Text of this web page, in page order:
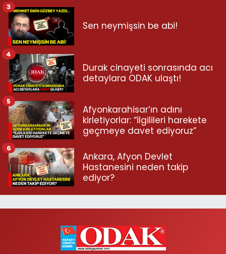
Sen neymişsin be abi!
3
Durak cinayeti sonrasında acı
detaylara ODAK ulaştı!
4
Afyonkarahisar’ın adını
kirletiyorlar: “İlgilileri harekete
geçmeye davet ediyoruz”
5
Ankara, Afyon Devlet
Hastanesini neden takip
ediyor?
6